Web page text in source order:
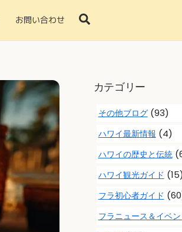
Search
お問い合わせ
カテゴリー
その他ブログ(93)
ハワイ最新情報 (4)
ハワイの歴史と伝統
ハワイ観光ガイド (15)
フラ初心者ガイド
フラニュース＆イベン